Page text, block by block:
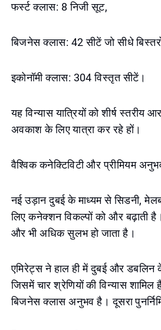
फर्स्ट क्लास: 8 निजी सूट,
बिजनेस क्लास: 42 सीटें जो सीधे बिस्तरों
इकोनॉमी क्लास: 304 विस्तृत सीटें।
यह विन्यास यात्रियों को शीर्ष स्तरीय
अवकाश के लिए यात्रा कर रहे हों।
वैश्विक कनेक्टिविटी और प्रीमियम
नई उड़ान दुबई के माध्यम से सिडनी,
लिए कनेक्शन विकल्पों को और बढ़ाती
और भी अधिक सुलभ हो जाता है।
एमिरेट्स ने हाल ही में दुबई और
जिसमें चार श्रेणियों की विन्यास
बिजनेस क्लास अनुभव है। दूसरा